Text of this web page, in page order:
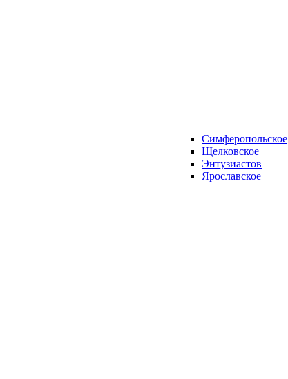
Симферопольское
Щелковское
Энтузиастов
Ярославское